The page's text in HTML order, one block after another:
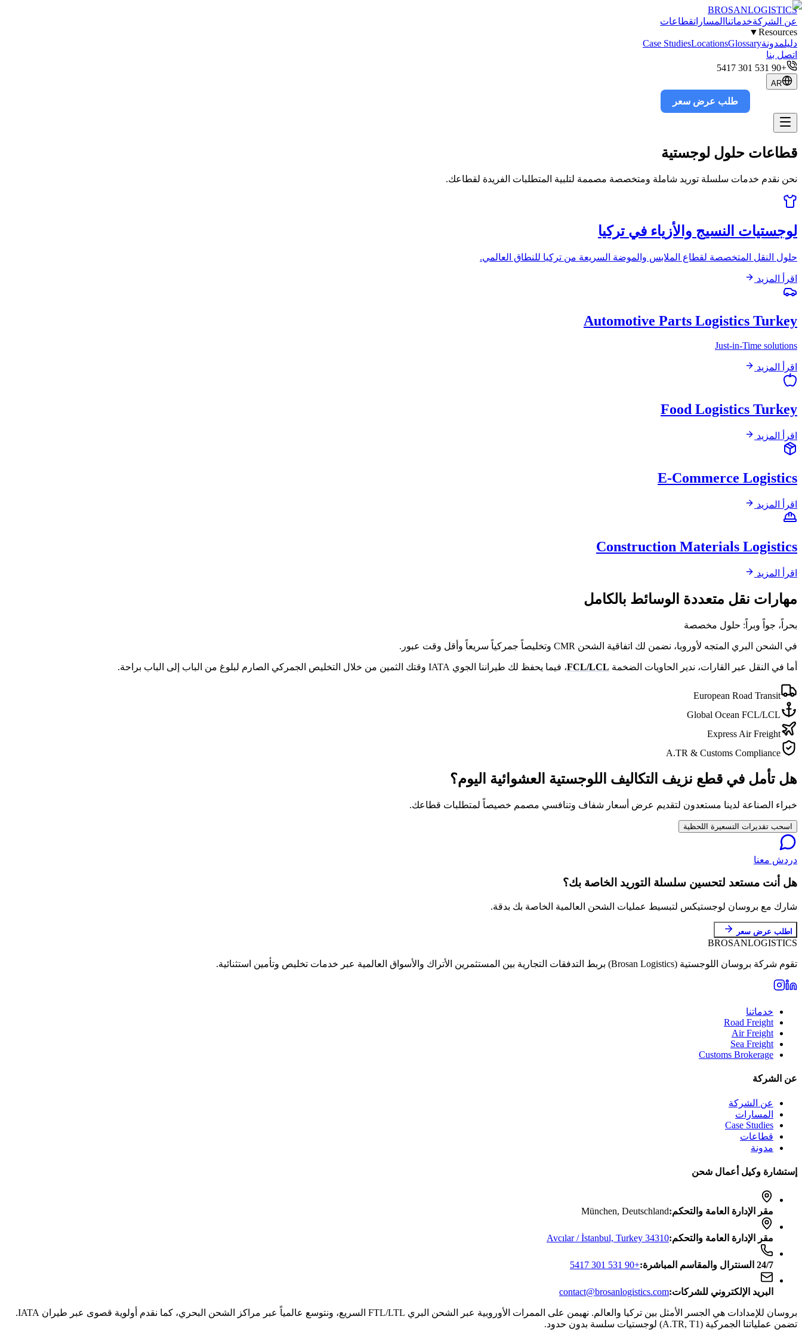
BROSANLOGISTICS
عن الشركةخدماتنا المساراتقطاعات
Resources
▼
دليلمدونة Case StudiesLocationsGlossary
اتصل بنا
+90 531 301 5417
AR
طلب عرض سعر
قطاعات حلول لوجستية
نحن نقدم خدمات سلسلة توريد شاملة ومتخصصة مصممة لتلبية المتطلبات الفريدة لقطاعك.
لوجستيات النسيج والأزياء في تركيا
حلول النقل المتخصصة لقطاع الملابس والموضة السريعة من تركيا للنطاق العالمي.
اقرأ المزيد
Automotive Parts Logistics Turkey
Just-in-Time solutions
اقرأ المزيد
Food Logistics Turkey
اقرأ المزيد
E-Commerce Logistics
اقرأ المزيد
Construction Materials Logistics
اقرأ المزيد
مهارات نقل متعددة الوسائط بالكامل
بحراً، جواً وبراً: حلول مخصصة
في الشحن البري المتجه لأوروبا، نضمن لك اتفاقية الشحن CMR وتخليصاً جمركياً سريعاً وأقل وقت عبور.
أما في النقل عبر القارات، ندير الحاويات الضخمة FCL/LCL، فيما يحفظ لك طيراننا الجوي IATA وقتك الثمين من خلال التخليص الجمركي الصارم لبلوغ من الباب إلى الباب براحة.
European Road Transit
Global Ocean FCL/LCL
Express Air Freight
A.TR & Customs Compliance
هل تأمل في قطع نزيف التكاليف اللوجستية العشوائية اليوم؟
خبراء الصناعة لدينا مستعدون لتقديم عرض أسعار شفاف وتنافسي مصمم خصيصاً لمتطلبات قطاعك.
اسحب تقديرات التسعيرة اللحظية
دردش معنا
هل أنت مستعد لتحسين سلسلة التوريد الخاصة بك؟
شارك مع بروسان لوجستيكس لتبسيط عمليات الشحن العالمية الخاصة بك بدقة.
اطلب عرض سعر
BROSANLOGISTICS
تقوم شركة بروسان اللوجستية (Brosan Logistics) بربط التدفقات التجارية بين المستثمرين الأتراك والأسواق العالمية عبر خدمات تخليص وتأمين استثنائية.
خدماتنا
Road Freight
Air Freight
Sea Freight
Customs Brokerage
عن الشركة
عن الشركة
المسارات
Case Studies
قطاعات
مدونة
إستشارة وكيل أعمال شحن
مقر الإدارة العامة والتحكم:
München, Deutschland
مقر الإدارة العامة والتحكم:
Avcılar / İstanbul, Turkey 34310
24/7 السنترال والمقاسم المباشرة:
+90 531 301 5417
البريد الإلكتروني للشركات:
contact@brosanlogistics.com
بروسان للإمدادات هي الجسر الأمثل بين تركيا والعالم. نهيمن على الممرات الأوروبية عبر الشحن البري FTL/LTL السريع، ونتوسع عالمياً عبر مراكز الشحن البحري، كما نقدم أولوية قصوى عبر طيران IATA.
تضمن عملياتنا الجمركية (A.TR, T1) لوجستيات سلسة بدون حدود.